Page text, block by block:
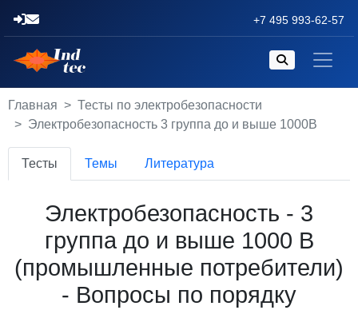
+7 495 993-62-57
Главная
Тесты по электробезопасности
Электробезопасность 3 группа до и выше 1000В
Тесты Темы Литература
Электробезопасность - 3
группа до и выше 1000 В
(промышленные потребители)
- Вопросы по порядку